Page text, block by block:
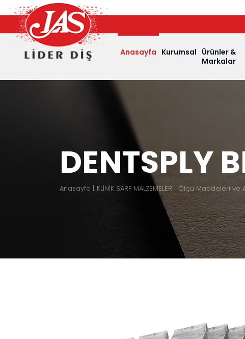
Anasayfa Kurumsal Ürünler &
Markalar
DENTSPLY
Anasayfa KLİNİK SARF MALZEMELER Ölçü Maddeleri ve